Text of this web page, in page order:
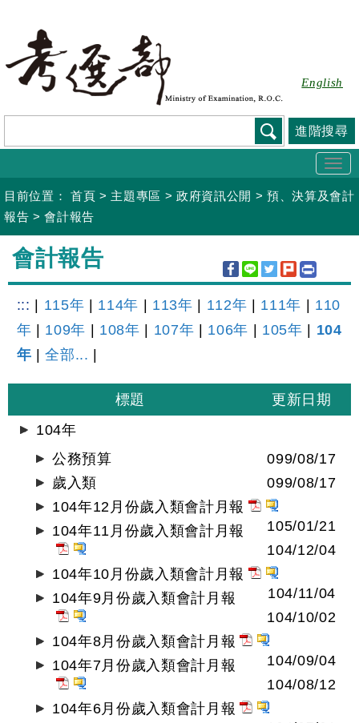
要
容
English
進階搜尋
目前位置： 首頁 > 主題專區 >政府資訊公開 >預、決算及會計
報告 >會計報告
:::
會計報告
::: 115年 114年 113年 112年 111年
110
年
109年 108年 107年 106年 105年
104
年 |全部...
標題
更新日期
104年
公務預算
099/08/17
歲入類
099/08/17
104年12月份歲入類會計月報
105/01/21
104年11月份歲入類會計月報
104/12/04
104年10月份歲入類會計月報
104/11/04
104年9月份歲入類會計月報
104/10/02
104年8月份歲入類會計月報
104/09/04
104年7月份歲入類會計月報
104/08/12
104年6月份歲入類會計月報